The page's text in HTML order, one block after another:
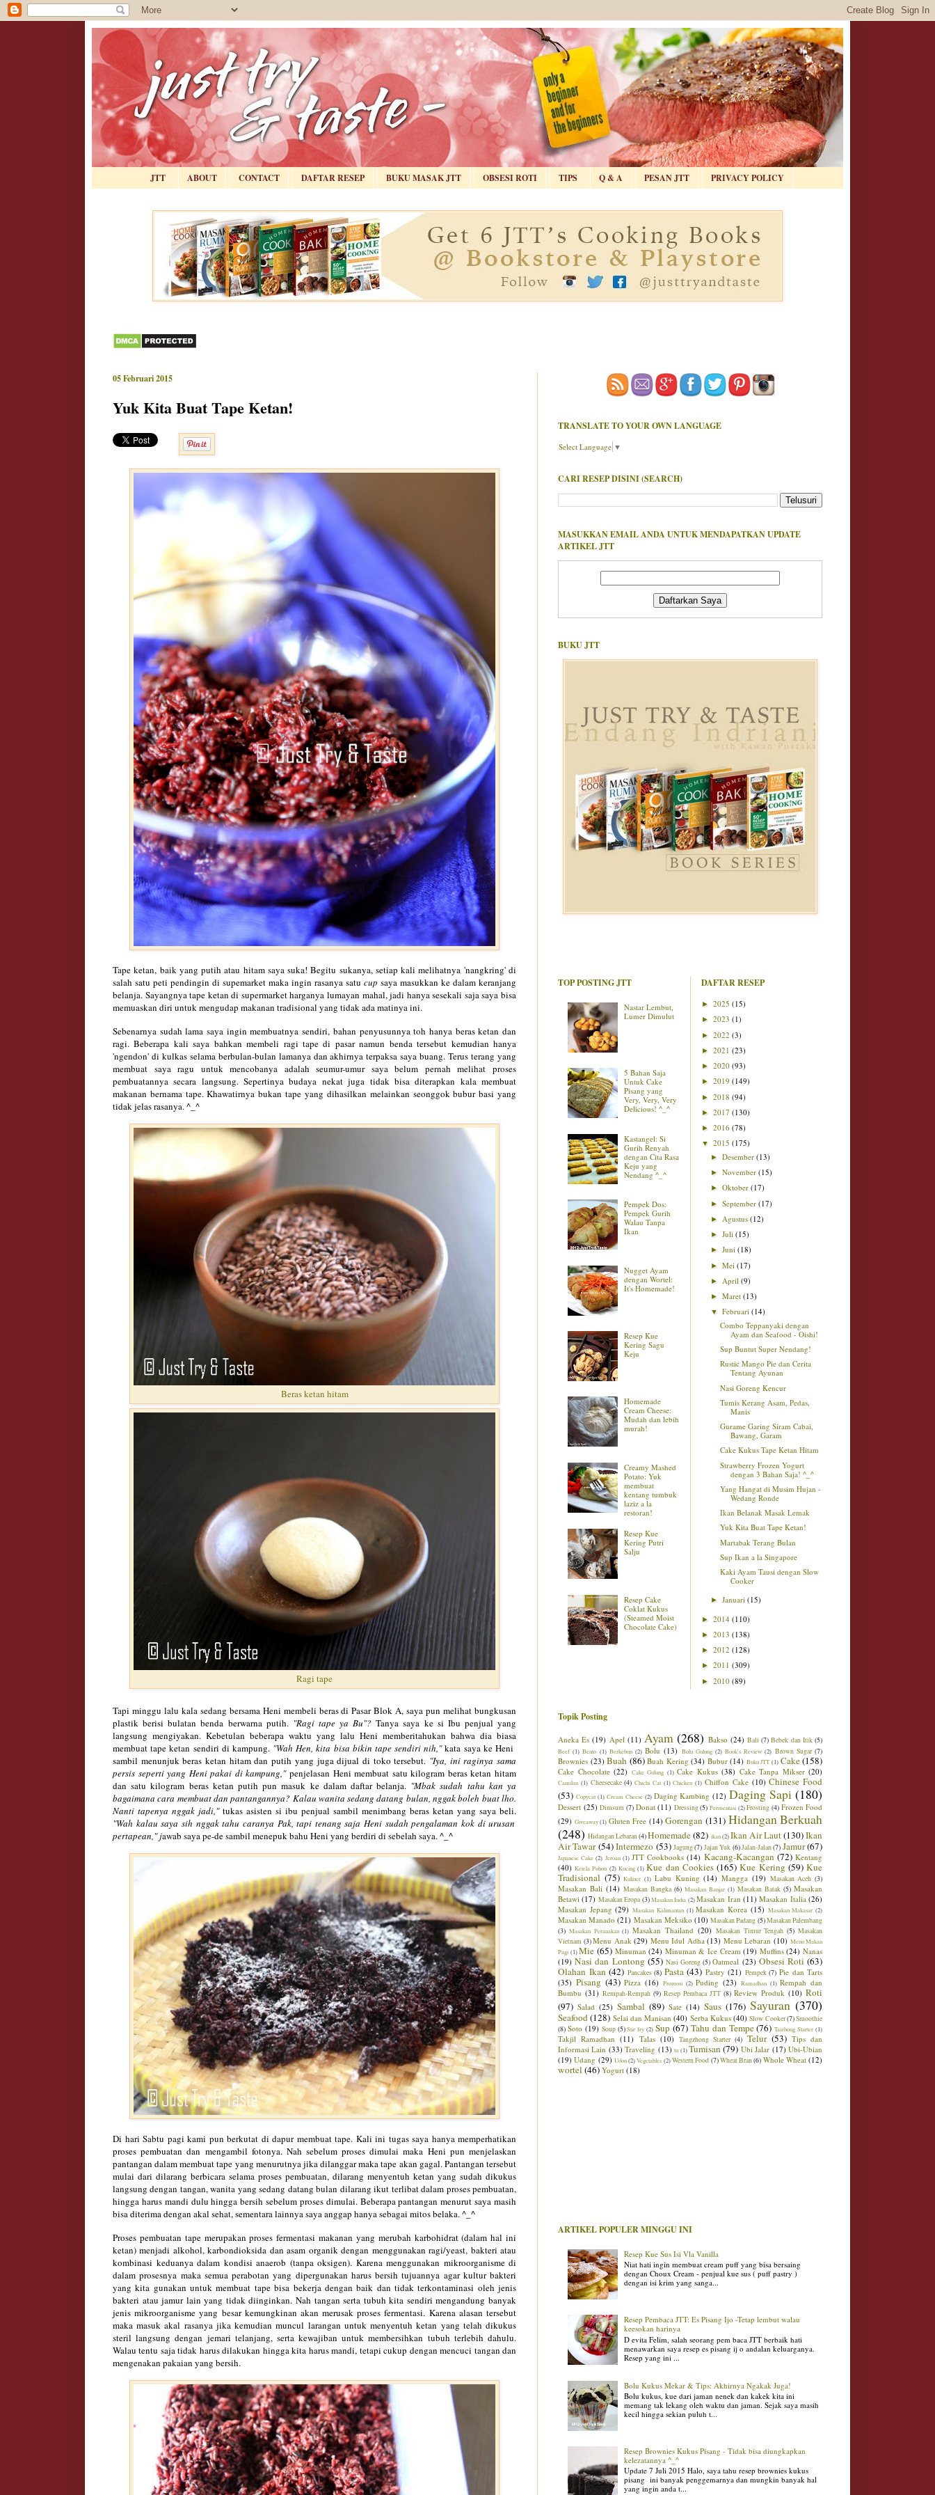
JTT ABOUT CONTACT DAFTAR RESEP BUKU MASAK JTT OBSESI ROTI TIPS Q & A PESAN JTT PRIVACY POLICY
05 Februari 2015
Yuk Kita Buat Tape Ketan!
Tape ketan, baik yang putih atau hitam saya suka! Begitu sukanya, setiap kali melihatnya 'nangkring' di
salah satu peti pendingin di supemarket maka ingin rasanya satu cup saya masukkan ke dalam keranjang
belanja. Sayangnya tape ketan di supermarket harganya lumayan mahal, jadi hanya sesekali saja saya bisa
memuaskan diri untuk mengudap makanan tradisional yang tidak ada matinya ini.
Sebenarnya sudah lama saya ingin membuatnya sendiri, bahan penyusunnya toh hanya beras ketan dan
ragi. Beberapa kali saya bahkan membeli ragi tape di pasar namun benda tersebut kemudian hanya
'ngendon' di kulkas selama berbulan-bulan lamanya dan akhirnya terpaksa saya buang. Terus terang yang
membuat saya ragu untuk mencobanya adalah seumur-umur saya belum pernah melihat proses
pembuatannya secara langsung. Sepertinya budaya nekat juga tidak bisa diterapkan kala membuat
makanan bernama tape. Khawatirnya bukan tape yang dihasilkan melainkan seonggok bubur basi yang
tidak jelas rasanya. ^_^
Beras ketan hitam
Ragi tape
Tapi minggu lalu kala sedang bersama Heni membeli beras di Pasar Blok A, saya pun melihat bungkusan
plastik berisi bulatan benda berwarna putih."Ragi tape ya Bu"? Tanya saya ke si Ibu penjual yang
langsung mengiyakan. Kebetulan beberapa waktu yang lalu Heni memberitahukan bahwa dia biasa
membuat tape ketan sendiri di kampung."Wah Hen, kita bisa bikin tape sendiri nih,"kata saya ke Heni
sambil menunjuk beras ketan hitam dan putih yang juga dijual di toko tersebut. "Iya, ini raginya sama
persis seperti yang Heni pakai di kampung," penjelasan Heni membuat satu kilogram beras ketan hitam
dan satu kilogram beras ketan putih pun masuk ke dalam daftar belanja. "Mbak sudah tahu kan ya
bagaimana cara membuat dan pantangannya? Kalau wanita sedang datang bulan, nggak boleh buat lho.
Nanti tapenya nggak jadi,"tukas asisten si ibu penjual sambil menimbang beras ketan yang saya beli.
"Wah kalau saya sih nggak tahu caranya Pak, tapi tenang saja Heni sudah pengalaman kok di urusan
pertapean," jawab saya pe-de sambil menepuk bahu Heni yang berdiri di sebelah saya. ^_^
Di hari Sabtu pagi kami pun berkutat di dapur membuat tape. Kali ini tugas saya hanya memperhatikan
proses pembuatan dan mengambil fotonya. Nah sebelum proses dimulai maka Heni pun menjelaskan
pantangan dalam membuat tape yang menurutnya jika dilanggar maka tape akan gagal. Pantangan tersebut
mulai dari dilarang berbicara selama proses pembuatan, dilarang menyentuh ketan yang sudah dikukus
langsung dengan tangan, wanita yang sedang datang bulan dilarang ikut terlibat dalam proses pembuatan,
hingga harus mandi dulu hingga bersih sebelum proses dimulai. Beberapa pantangan menurut saya masih
bisa diterima dengan akal sehat, sementara lainnya saya anggap hanya sebagai mitos belaka. ^_^
Proses pembuatan tape merupakan proses fermentasi makanan yang merubah karbohidrat (dalam hal ini
ketan) menjadi alkohol, karbondioksida dan asam organik dengan menggunakan ragi/yeast, bakteri atau
kombinasi keduanya dalam kondisi anaerob (tanpa oksigen). Karena menggunakan mikroorganisme di
dalam prosesnya maka semua perabotan yang dipergunakan harus bersih tujuannya agar kultur bakteri
yang kita gunakan untuk membuat tape bisa bekerja dengan baik dan tidak terkontaminasi oleh jenis
bakteri atau jamur lain yang tidak diinginkan. Nah tangan serta tubuh kita sendiri mengandung banyak
jenis mikroorganisme yang besar kemungkinan akan merusak proses fermentasi. Karena alasan tersebut
maka masuk akal rasanya jika kemudian muncul larangan untuk menyentuh ketan yang telah dikukus
steril langsung dengan jemari telanjang, serta kewajiban untuk membersihkan tubuh terlebih dahulu.
Walau tentu saja tidak harus dilakukan hingga kita harus mandi, tetapi cukup dengan mencuci tangan dan
mengenakan pakaian yang bersih.
TRANSLATE TO YOUR OWN LANGUAGE
Select Language ▼
CARI RESEP DISINI (SEARCH)
MASUKKAN EMAIL ANDA UNTUK MENDAPATKAN UPDATE
ARTIKEL JTT
BUKU JTT
TOP POSTING JTT
Nastar Lembut,
Lumer Dimulut
5 Bahan Saja
Untuk Cake
Pisang yang
Very, Very, Very
Delicious! ^_^
Kastangel: Si
Gurih Renyah
dengan Cita Rasa
Keju yang
Nendang ^_^
Pempek Dos:
Pempek Gurih
Walau Tanpa
Ikan
Nugget Ayam
dengan Wortel:
It's Homemade!
Resep Kue
Kering Sagu
Keju
Homemade
Cream Cheese:
Mudah dan lebih
murah!
Creamy Mashed
Potato: Yuk
membuat
kentang tumbuk
laziz a la
restoran!
Resep Kue
Kering Putri
Salju
Resep Cake
Coklat Kukus
(Steamed Moist
Chocolate Cake)
DAFTAR RESEP
► 2025 (15)
► 2023 (1)
► 2022 (3)
► 2021 (23)
► 2020 (93)
► 2019 (149)
► 2018 (94)
► 2017 (130)
► 2016 (78)
▼ 2015 (175)
►Desember(13)
►November(15)
►Oktober(17)
►September(17)
► Agustus(12)
►Juli(15)
►Juni(18)
►Mei(17)
► April(9)
►Maret(13)
▼Februari(14)
Combo Teppanyaki dengan
Ayam dan Seafood - Oishi!
Sup Buntut Super Nendang!
Rustic Mango Pie dan Cerita
Tentang Ayunan
Nasi Goreng Kencur
Tumis Kerang Asam, Pedas,
Manis
Gurame Garing Siram Cabai,
Bawang, Garam
Cake Kukus Tape Ketan Hitam
Strawberry Frozen Yogurt
dengan 3 Bahan Saja! ^_^
Yang Hangat di Musim Hujan -
Wedang Ronde
Ikan Belanak Masak Lemak
Yuk Kita Buat Tape Ketan!
Martabak Terang Bulan
Sup Ikan a la Singapore
Kaki Ayam Tausi dengan Slow
Cooker
►Januari(15)
► 2014 (110)
► 2013 (138)
► 2012 (128)
► 2011 (309)
► 2010 (89)
Topik Posting
Aneka Es (19) Apel (11) Ayam (268) Bakso (24) Bali (7) Bebek dan Itik (5)
Beef (1) Bento (1) Berkebun (2) Bolu (13) Bolu Gulung (2) Book's Review (2) Brown Sugar (7)
Brownies (23) Buah (86) Buah Kering (34) Bubur (14) Buku JTT (1) Cake(158)
Cake Chocolate (22) Cake Gulung (1) Cake Kukus (38) Cake Tanpa Mikser (20)
Camilan (1) Cheesecake (4) Chichi Cat (1) Chicken (1) Chiffon Cake (10) Chinese Food
(53) Copycat (1) Cream Cheese (2) Daging Kambing (12) Daging Sapi (180)
Dessert (25) Dimsum (7) Donat (11) Dressing (5) Fermentasi (2) Frosting (4) Frozen Food
(29) Giveaway (1) Gluten Free (14) Gorengan (131) Hidangan Berkuah
(248) Hidangan Lebaran(4)Homemade(82) ikan (2) Ikan Air Laut(130)Ikan
Air Tawar (54)Intermezo (53) Jagung(7) Jajan Yuk (6)Jalan-Jalan(7) Jamur(67)
Japanese Cake (2) Jeroan (1) JTT Cookbooks (14) Kacang-Kacangan (72) Kentang
(40) Ketela Pohon (2) Kucing (1) Kue dan Cookies (165) Kue Kering (59) Kue
Tradisional (75) Kuliner (1) Labu Kuning (14) Mangga (19) Masakan Aceh (3)
Masakan Bali (14) Masakan Bangka (6) Masakan Banjar (1) Masakan Batak (5) Masakan
Betawi (17) Masakan Eropa (3) Masakan India (2) Masakan Iran (11) Masakan Italia (26)
Masakan Jepang (29) Masakan Kalimantan (1) Masakan Korea (15) Masakan Makasar (2)
Masakan Manado (21) Masakan Meksiko (10) Masakan Padang (5)Masakan Palembang
(3) Masakan Peranakan (1) Masakan Thailand (20) Masakan Timur Tengah (5) Masakan
Vietnam (3)Menu Anak (29) Menu Idul Adha (13) Menu Lebaran (10) Menu Makan
Pagi (1) Mie (65) Minuman (24) Minuman & Ice Cream (19) Muffins (24) Nanas
(19) Nasi dan Lontong (55) Nasi Goreng (5) Oatmeal (23) Obsesi Roti (63)
Olahan Ikan (42) Pancakes (8) Pasta (43) Pastry (21) Pempek (7) Pie dan Tarts
(35) Pisang (43) Pizza (16) Promosi (2) Puding (23) Ramadhan (1) Rempah dan
Bumbu (31) Rempah-Rempah (9) Resep Pembaca JTT (8) Review Produk (10) Roti
(97) Salad (25) Sambal (89) Sate (14) Saus (176) Sayuran (370)
Seafood(128) Selai dan Manisan (40) Serba Kukus (40) Slow Cooker(7)Smoothie
(8) Soto (19) Soup (5) Stir fry (2) Sup (67) Tahu dan Tempe (76) Taizhong Starter (1)
Takjil Ramadhan (11) Talas (10) Tangzhong Starter (4) Telur (53) Tips dan
Informasi Lain (33) Traveling (13) tu (1) Tumisan (79) Ubi Jalar (17) Ubi-Ubian
(19) Udang (29) Udon (2) Vegetables (2) Western Food (7)Wheat Bran(6) Whole Wheat (12)
wortel (46) Yogurt (18)
ARTIKEL POPULER MINGGU INI
Resep Kue Sus Isi Vla Vanilla
Niat hati ingin membuat cream puff yang bisa bersaing
dengan Choux Cream - penjual kue sus ( puff pastry )
dengan isi krim yang sanga...
Resep Pembaca JTT: Es Pisang Ijo -Tetap lembut walau
keesokan harinya
D evita Felim, salah seorang pem baca JTT berbaik hati
menawarkan saya resep es pisang ij o andalan keluarganya.
Resep yang ini ...
Bolu Kukus Mekar & Tips: Akhirnya Ngakak Juga!
Bolu kukus, kue dari jaman nenek dan kakek kita ini
memang tak lekang oleh waktu dan jaman. Sejak saya masih
kecil hingga sekian puluh t...
Resep Brownies Kukus Pisang - Tidak bisa diungkapkan
kelezatannya ^_^
Update 7 Juli 2015 Halo, saya tahu resep brownies kukus
pisang ini banyak penggemarnya dan mungkin banyak hal
yang ingin anda t...